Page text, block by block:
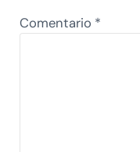
Comentario *